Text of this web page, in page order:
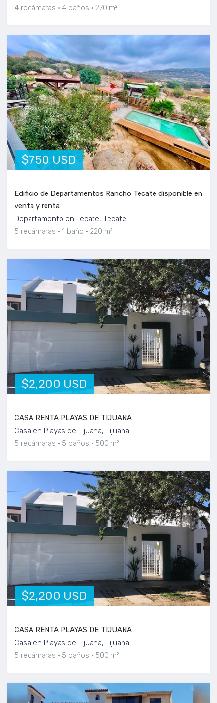
4 recámaras
4 baños 270 m²
$750 USD
Edificio de Departamentos Rancho Tecate disponible en
venta y renta
Departamento en Tecate, Tecate
5 recámaras
1 baño 220 m²
$2,200 USD
CASA RENTA PLAYAS DE TIJUANA
Casa en Playas de Tijuana, Tijuana
5 recámaras
5 baños 500 m²
$2,200 USD
CASA RENTA PLAYAS DE TIJUANA
Casa en Playas de Tijuana, Tijuana
5 recámaras
5 baños 500 m²